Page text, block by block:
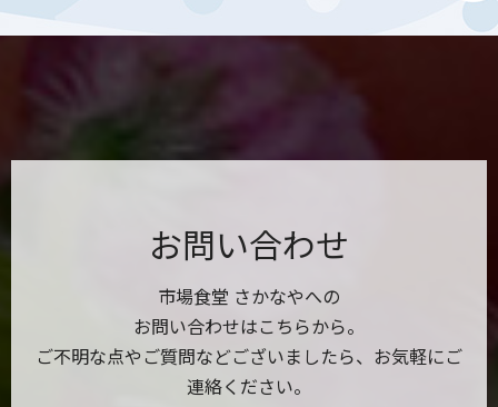
お問い合わせ
市場食堂 さかなやへの
お問い合わせはこちらから。
ご不明な点やご質問などございましたら、お気軽にご
連絡ください。